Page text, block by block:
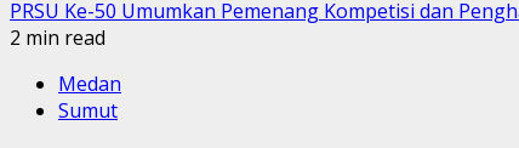
PRSU Ke-50 Umumkan Pemenang Kompetisi dan
2 min read
Medan
Sumut